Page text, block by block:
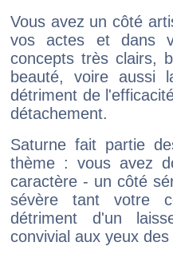
Vous avez un côté
vos actes et dans
concepts très clairs,
beauté, voire aussi
détriment de
détachement.
Saturne fait partie
thème : vous avez
caractère - un côté
sévère tant votre
détriment d'un
convivial aux yeux